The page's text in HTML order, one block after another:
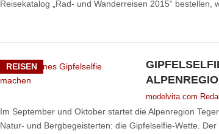
Reisekatalog „Rad- und Wanderreisen 2015“ bestellen,
REISEN
modelvita.com
Im September und Oktober startet die Alpenregion
Natur- und Bergbegeisterten: die Gipfelselfie-Wette.